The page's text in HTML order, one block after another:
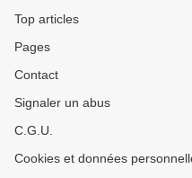
Top articles
Pages
Contact
Signaler un abus
C.G.U.
Cookies et données